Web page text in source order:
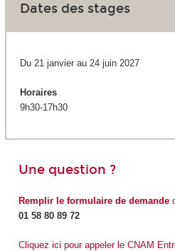
Dates des stages
Du 21 janvier au 24 juin 2027
Horaires
9h30-17h30
Une question ?
Remplir le formulaire de demande
01 58 80 89 72
Cliquez ici pour appeler le CNAM